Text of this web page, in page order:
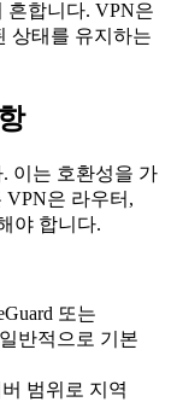
흔합니다. VPN은
상태를 유지하는
이는 호환성을 가
VPN은 라우터,
야 합니다.
또는
반적으로 기본
범위로 지역